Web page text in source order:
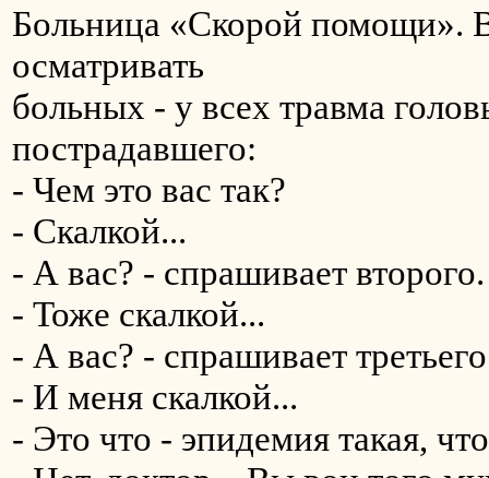
Больница «Скорой помощи».
осматривать
больных - у всех травма
пострадавшего:
- Чем это вас так?
- Скалкой...
- А вас? - спрашивает второго.
- Тоже скалкой...
- А вас? - спрашивает
- И меня скалкой...
- Это что - эпидемия такая,